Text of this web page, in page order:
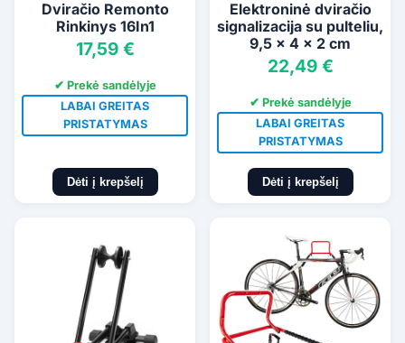
Dviračio Remonto
Rinkinys 16In1
17,59 €
✔ Prekė sandėlyje
LABAI GREITAS
PRISTATYMAS
Dėti į krepšelį
Elektroninė dviračio
signalizacija su pulteliu,
9,5 x 4 x 2 cm
22,49 €
✔ Prekė sandėlyje
LABAI GREITAS
PRISTATYMAS
Dėti į krepšelį